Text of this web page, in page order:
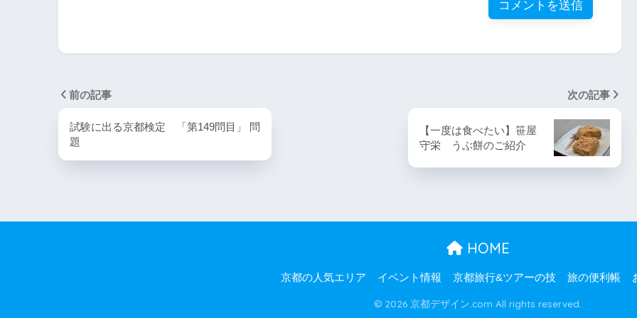
前の記事
試験に出る京都検定 「第149問目」 問
題
次の記事
【一度は食べたい】笹屋
守栄 うぶ餅のご紹介
HOME
京都の人気エリア イベント情報 京都旅行&ツアーの技 旅の便利帳
© 2026 京都デザイン.com All rights reserved.